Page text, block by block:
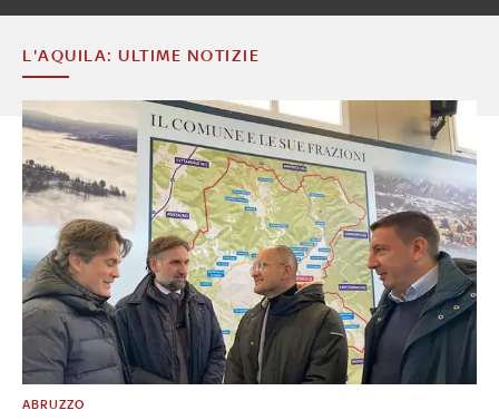
L'AQUILA: ULTIME NOTIZIE
ABRUZZO